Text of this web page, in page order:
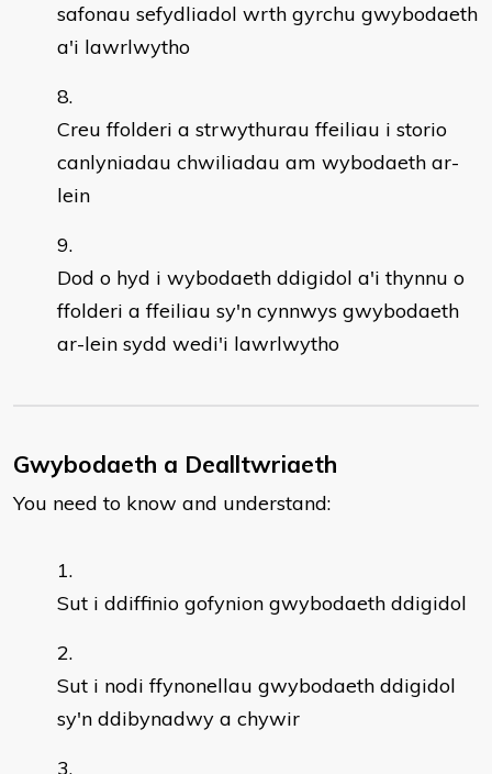
safonau sefydliadol wrth gyrchu gwybodaeth
a'i lawrlwytho
Creu ffolderi a strwythurau ffeiliau i storio
canlyniadau chwiliadau am wybodaeth ar-
lein
Dod o hyd i wybodaeth ddigidol a'i thynnu o
ffolderi a ffeiliau sy'n cynnwys gwybodaeth
ar-lein sydd wedi'i lawrlwytho
Gwybodaeth a Dealltwriaeth
You need to know and understand:
Sut i ddiffinio gofynion gwybodaeth ddigidol
Sut i nodi ffynonellau gwybodaeth ddigidol
sy'n ddibynadwy a chywir